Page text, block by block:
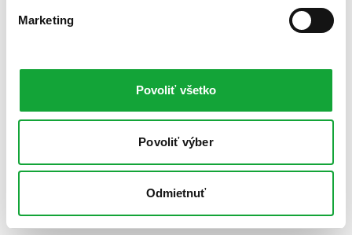
Marketing
Povoliť všetko
Povoliť výber
Odmietnuť